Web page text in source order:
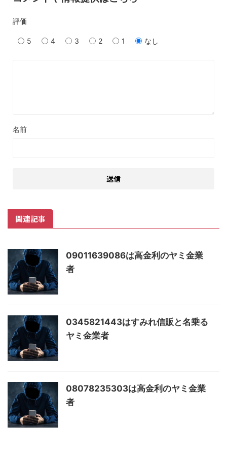
評価
5 4 3 2 1 なし
名前
関連記事
09011639086は高金利のヤミ金業
者
0345821443はすみれ信販と名乗る
ヤミ金業者
08078235303は高金利のヤミ金業
者